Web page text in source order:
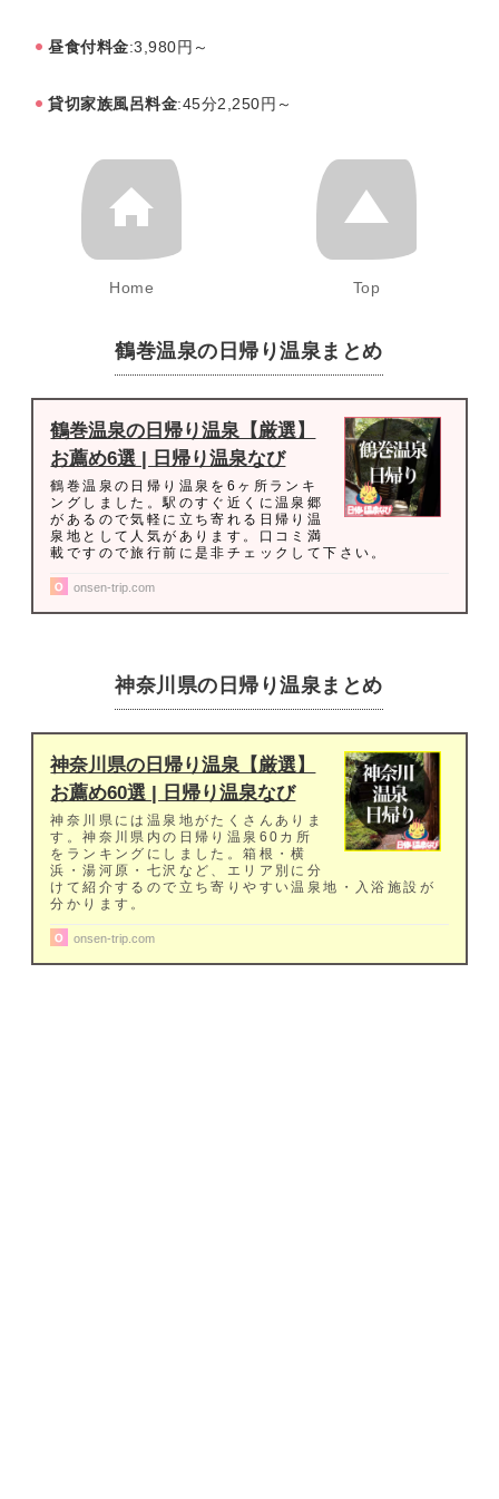
昼食付料金:3,980円～
貸切家族風呂料金:45分2,250円～
Home Top
鶴巻温泉の日帰り温泉まとめ
鶴巻温泉の日帰り温泉【厳選】
お薦め6選 | 日帰り温泉なび
鶴巻温泉の日帰り温泉を6ヶ所ランキ
ングしました。駅のすぐ近くに温泉郷
があるので気軽に立ち寄れる日帰り温
泉地として人気があります。口コミ満
載ですので旅行前に是非チェックして下さい。
onsen-trip.com
神奈川県の日帰り温泉まとめ
神奈川県の日帰り温泉【厳選】
お薦め60選 | 日帰り温泉なび
神奈川県には温泉地がたくさんありま
す。神奈川県内の日帰り温泉60カ所
をランキングにしました。箱根・横
浜・湯河原・七沢など、エリア別に分
けて紹介するので立ち寄りやすい温泉地・入浴施設が
分かります。
onsen-trip.com